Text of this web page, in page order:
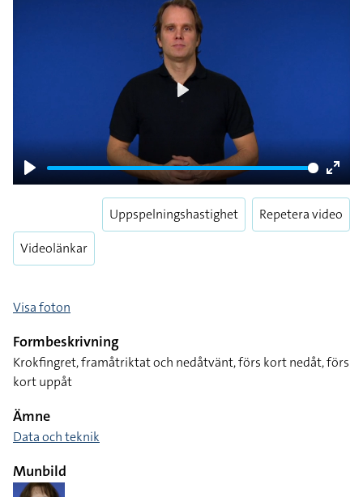
Play
Enter
Videolänkar
Uppspelningshastighet Repetera video
Visa foton
Formbeskrivning
Krokfingret, framåtriktat och nedåtvänt, förs kort nedåt, förs
kort uppåt
Ämne
Data och teknik
Munbild